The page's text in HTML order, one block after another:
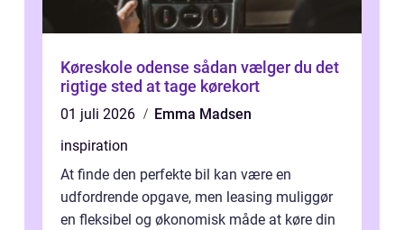
Køreskole odense sådan vælger du det
rigtige sted at tage kørekort
01 juli 2026
Emma Madsen
inspiration
At finde den perfekte bil kan være en
udfordrende opgave, men leasing muliggør
en fleksibel og økonomisk måde at køre din